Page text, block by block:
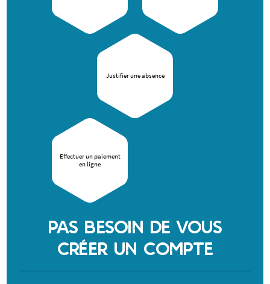
Justifier une absence
Effectuer un paiement
en ligne
PAS BESOIN DE VOUS
CRÉER UN COMPTE